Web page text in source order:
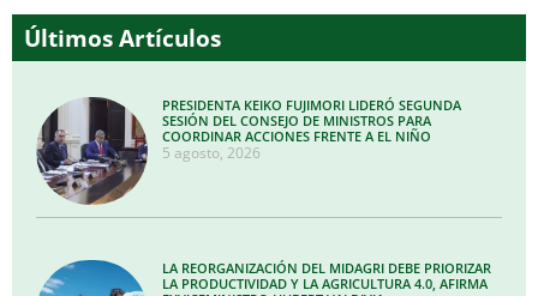
Últimos Artículos
PRESIDENTA KEIKO FUJIMORI LIDERÓ SEGUNDA
SESIÓN DEL CONSEJO DE MINISTROS PARA
COORDINAR ACCIONES FRENTE A EL NIÑO
5 agosto, 2026
LA REORGANIZACIÓN DEL MIDAGRI DEBE PRIORIZAR
LA PRODUCTIVIDAD Y LA AGRICULTURA 4.0, AFIRMA